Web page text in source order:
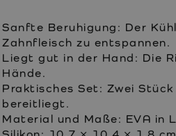
Sanfte Beruhigung: Der
Zahnfleisch zu entspannen.
Liegt gut in der Hand: Die
Hände.
Praktisches Set: Zwei
bereitliegt.
Material und Maße: EVA in